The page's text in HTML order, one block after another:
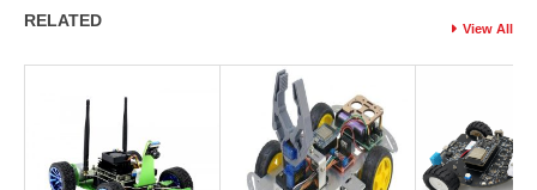
RELATED View All